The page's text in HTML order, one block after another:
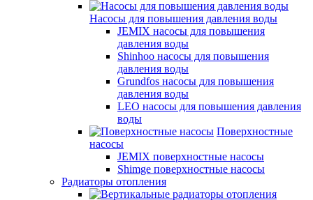
Насосы для повышения давления воды
JEMIX насосы для повышения
давления воды
Shinhoo насосы для повышения
давления воды
Grundfos насосы для повышения
давления воды
LEO насосы для повышения давления
воды
Поверхностные
насосы
JEMIX поверхностные насосы
Shimge поверхностные насосы
Радиаторы отопления